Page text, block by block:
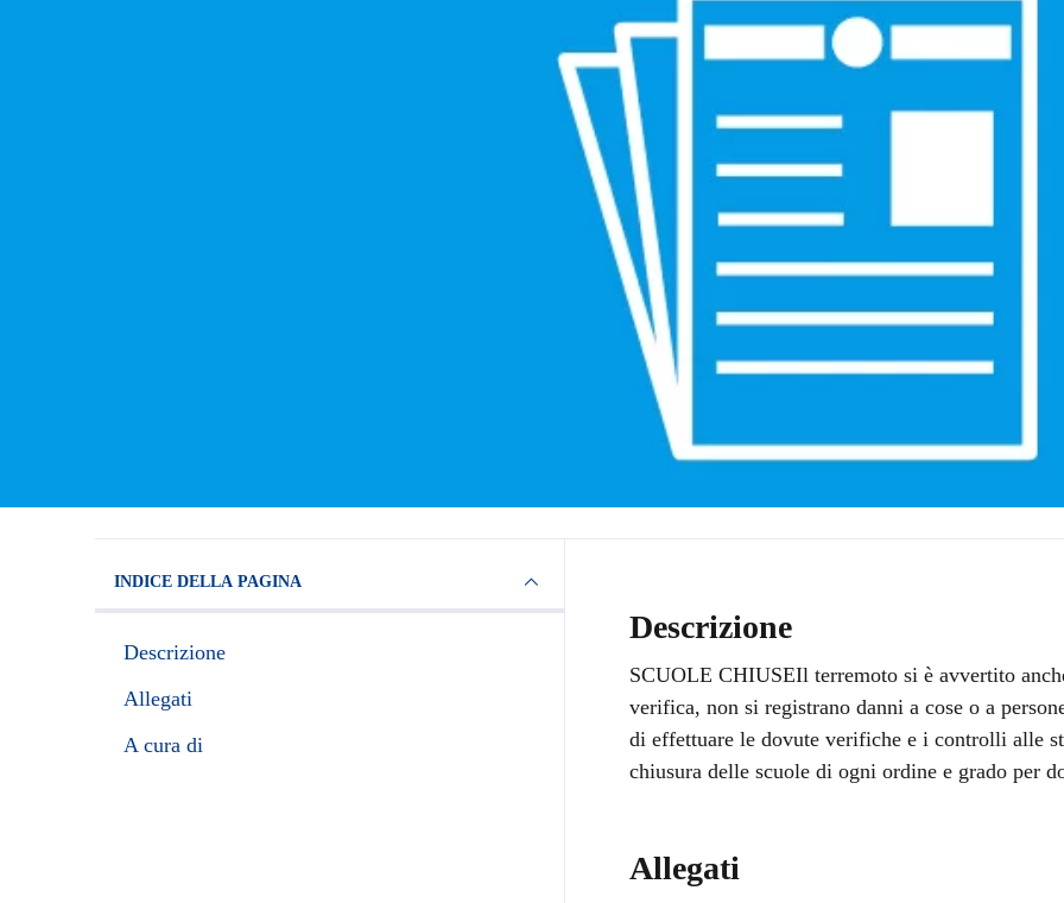
INDICE DELLA PAGINA
Descrizione
Allegati
A cura di
Descrizione
SCUOLE CHIUSEIl terremoto si è avvertito
verifica, non si registrano danni a cose o a
di effettuare le dovute verifiche e i controlli alle
chiusura delle scuole di ogni ordine e grado per
Allegati